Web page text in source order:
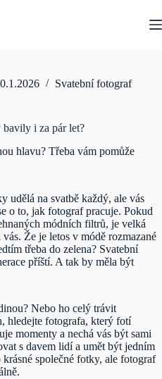
Svatební fotograf
i za pár let?
hlavu? Třeba vám pomůže
udělá na svatbě každý, ale vás
o to, jak fotograf pracuje. Pokud
módních filtrů, je velká
Že je letos v módě rozmazané
třeba do zelena? Svatební
příští. A tak by měla být
Nebo ho celý trávit
hledejte fotografa, který fotí
momenty a nechá vás být sami
s davem lidí a umět být jedním
společné fotky, ale fotograf